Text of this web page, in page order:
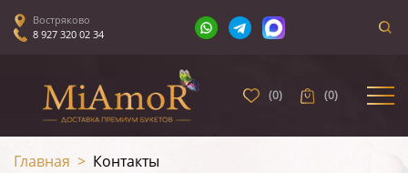
Востряково
8 927 320 02 34
(0) (0)
Главная > Контакты